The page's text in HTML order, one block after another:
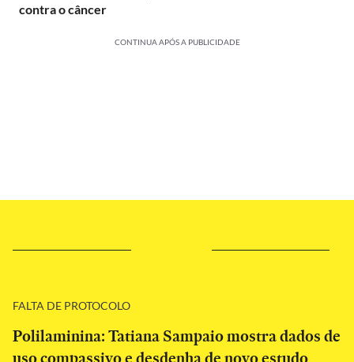
contra o câncer
CONTINUA APÓS A PUBLICIDADE
FALTA DE PROTOCOLO
Polilaminina: Tatiana Sampaio mostra dados de